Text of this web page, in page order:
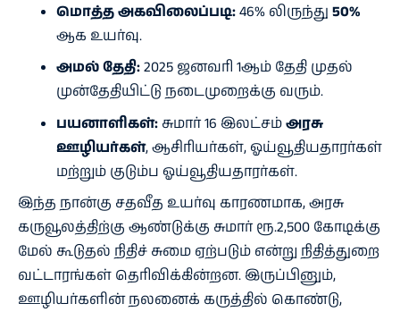
மொத்த அகவிலைப்படி:46% லிருந்து 50%
ஆக உயர்வு.
அமல் தேதி:2025 ஜனவரி 1ஆம் தேதி முதல்
முன்தேதியிட்டு நடைமுறைக்கு வரும்.
பயனாளிகள்:சுமார் 16 இலட்சம்அரசு
ஊழியர்கள், ஆசிரியர்கள், ஓய்வூதியதாரர்கள்
மற்றும் குடும்ப ஓய்வூதியதாரர்கள்.
இந்த நான்கு சதவீத உயர்வு காரணமாக, அரசு
கருவூலத்திற்கு ஆண்டுக்கு சுமார் ரூ.2,500 கோடிக்கு
மேல் கூடுதல் நிதிச் சுமை ஏற்படும் என்று நிதித்துறை
வட்டாரங்கள் தெரிவிக்கின்றன. இருப்பினும்,
ஊழியர்களின் நலனைக் கருத்தில் கொண்டு,